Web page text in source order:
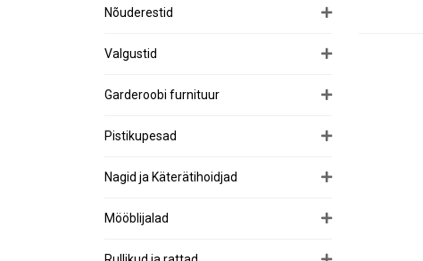
Nõuderestid
Valgustid
Garderoobi furnituur
Pistikupesad
Nagid ja Käterätihoidjad
Mööblijalad